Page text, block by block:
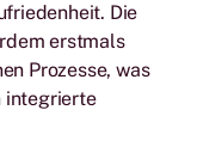
Die
erstmals
Prozesse, was
integrierte